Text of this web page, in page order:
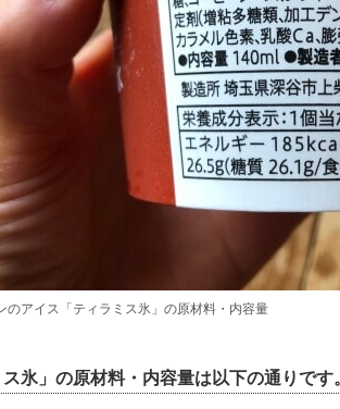
のアイス「ティラミス氷」の原材料・内容量
ス氷」の原材料・内容量は以下の通りです。